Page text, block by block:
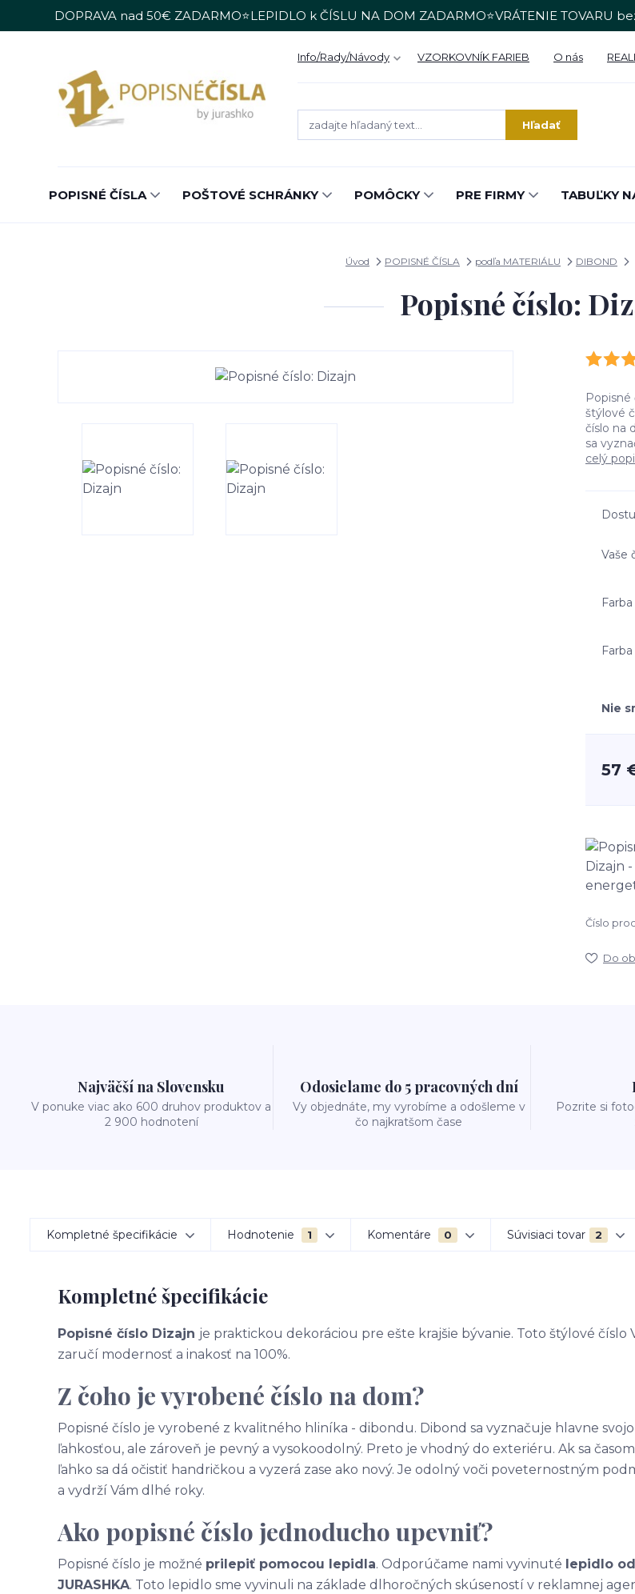
DOPRAVA nad 50€ ZADARMO⭐LEPIDLO k ČÍSLU NA DOM ZADARMO⭐VRÁTENIE TOVARU
Info/Rady/Návody VZORKOVNÍK FARIEB O nás
Hľadať
POPISNÉ ČÍSLA POŠTOVÉ SCHRÁNKY POMÔCKY PRE FIRMY TABUĽKY
Úvod POPISNÉ ČÍSLA podľa MATERIÁLU DIBOND
Popisné číslo:
Popisné
štýlové
číslo na
sa
celý
Vaše
Nie
57
Číslo
Do
Najväčší na Slovensku
V ponuke viac ako 600 druhov produktov a
2 900 hodnotení
Odosielame do 5 pracovných dní
Vy objednáte, my vyrobíme a odošleme v
čo najkratšom čase
Pozrite si
Kompletné špecifikácie Hodnotenie 1 Komentáre 0 Súvisiaci tovar 2
Kompletné špecifikácie
Popisné číslo Dizajn je praktickou dekoráciou pre ešte krajšie bývanie. Toto štýlové číslo
zaručí modernosť a inakosť na 100%.
Z čoho je vyrobené číslo na dom?
Popisné číslo je vyrobené z kvalitného hliníka - dibondu. Dibond sa vyznačuje hlavne
ľahkosťou, ale zároveň je pevný a vysokoodolný. Preto je vhodný do exteriéru. Ak sa
ľahko sa dá očistiť handričkou a vyzerá zase ako nový. Je odolný voči poveternostným
a vydrží Vám dlhé roky.
Ako popisné číslo jednoducho upevniť?
Popisné číslo je možné prilepiť pomocou lepidla. Odporúčame nami vyvinuté lepidlo od
JURASHKA. Toto lepidlo sme vyvinuli na základe dlhoročných skúseností v reklamnej